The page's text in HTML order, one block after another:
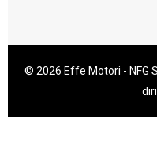
© 2026 Effe Motori - NFG